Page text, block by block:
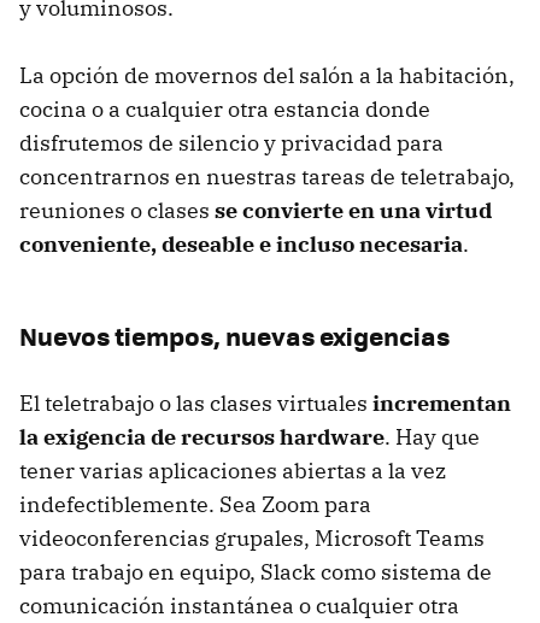
y voluminosos.
La opción de movernos del salón a la habitación,
cocina o a cualquier otra estancia donde
disfrutemos de silencio y privacidad para
concentrarnos en nuestras tareas de teletrabajo,
reuniones o clases se convierte en una virtud
conveniente, deseable e incluso necesaria.
Nuevos tiempos, nuevas exigencias
El teletrabajo o las clases virtuales incrementan
la exigencia de recursos hardware. Hay que
tener varias aplicaciones abiertas a la vez
indefectiblemente. Sea Zoom para
videoconferencias grupales, Microsoft Teams
para trabajo en equipo, Slack como sistema de
comunicación instantánea o cualquier otra